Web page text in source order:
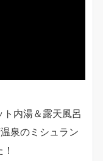
ト内湯＆露天風呂
泉のミシュラン